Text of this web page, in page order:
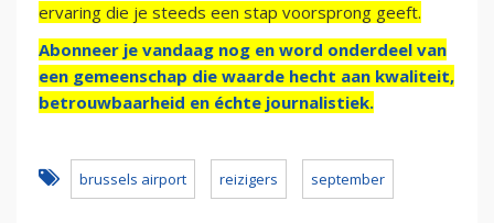
ervaring die je steeds een stap voorsprong geeft.
Abonneer je vandaag nog en word onderdeel van
een gemeenschap die waarde hecht aan kwaliteit,
betrouwbaarheid en échte journalistiek.
brussels airport reizigers september